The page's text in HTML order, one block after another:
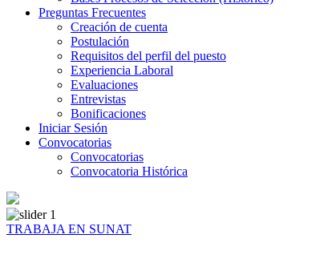
Preguntas Frecuentes
Creación de cuenta
Postulación
Requisitos del perfil del puesto
Experiencia Laboral
Evaluaciones
Entrevistas
Bonificaciones
Iniciar Sesión
Convocatorias
Convocatorias
Convocatoria Histórica
TRABAJA EN SUNAT